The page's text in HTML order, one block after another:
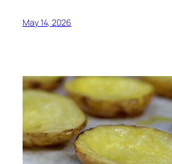
May 14, 2026